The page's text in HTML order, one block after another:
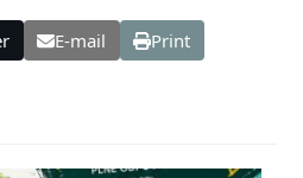
E-mail Print